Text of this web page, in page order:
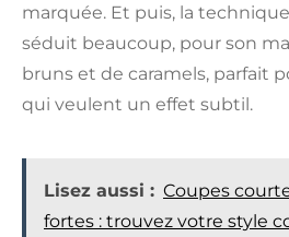
marquée. Et puis, la
séduit beaucoup, pour son
bruns et de caramels, parfait
qui veulent un effet subtil.
Lisez aussi : Coupes
fortes : trouvez votre style